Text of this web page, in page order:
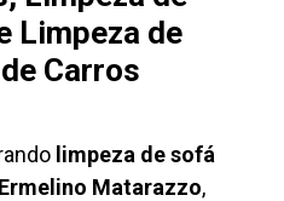
Limpeza de
Carros
limpeza de sofá
Matarazzo,